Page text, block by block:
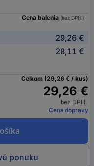
Cena balenia (bez DPH.)
29,26 €
28,11 €
Celkom (29,26 € / kus)
29,26 €
bez DPH.
Cena dopravy
ponuku